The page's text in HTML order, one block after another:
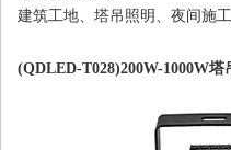
建筑工地、塔吊照明、夜间施
(QDLED-T028)200W-1000W